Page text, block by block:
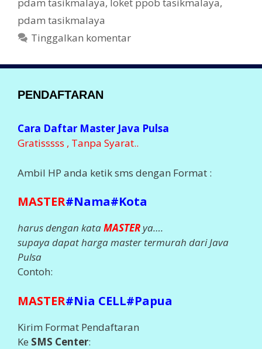
pdam tasikmalaya, loket ppob tasikmalaya,
pdam tasikmalaya
Tinggalkan komentar
PENDAFTARAN
Cara Daftar Master Java Pulsa
Gratisssss , Tanpa Syarat..
Ambil HP anda ketik sms dengan Format :
MASTER#Nama#Kota
harus dengan kataMASTER ya….
supaya dapat harga master termurah dari Java
Pulsa
Contoh:
MASTER#Nia CELL#Papua
Kirim Format Pendaftaran
Ke SMS Center: